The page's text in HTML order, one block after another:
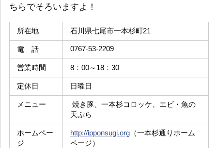
ちらでそろいますよ！
所在地 石川県七尾市一本杉町21
電 話 0767-53-2209
営業時間 8：00～18：30
定休日 日曜日
メニュー
焼き豚、一本杉コロッケ、エビ・魚の
天ぷら
ホームペー
ジ
http://ipponsugi.org（一本杉通りホーム
ページ）